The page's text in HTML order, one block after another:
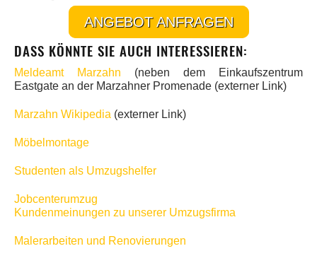
ANGEBOT ANFRAGEN
DASS KÖNNTE SIE AUCH INTERESSIEREN:
Meldeamt Marzahn (neben dem Einkaufszentrum
Eastgate an der Marzahner Promenade (externer Link)
Marzahn Wikipedia (externer Link)
Möbelmontage
Studenten als Umzugshelfer
Jobcenterumzug
Kundenmeinungen zu unserer Umzugsfirma
Malerarbeiten und Renovierungen